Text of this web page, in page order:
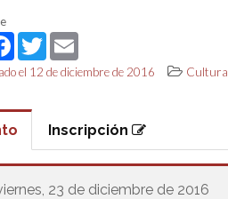
Facebook
TwitterEmail
el 12 de diciembre de 2016 Cultura
Inscripción
23 de diciembre de 2016